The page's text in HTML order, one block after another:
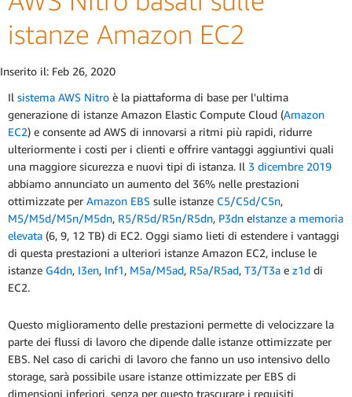
istanze Amazon EC2
Inserito il: Feb 26, 2020
Il sistema AWS Nitro è la piattaforma di base per l'ultima
generazione di istanze Amazon Elastic Compute Cloud (Amazon
EC2) e consente ad AWS di innovarsi a ritmi più rapidi, ridurre
ulteriormente i costi per i clienti e offrire vantaggi aggiuntivi quali
una maggiore sicurezza e nuovi tipi di istanza. Il 3 dicembre 2019
abbiamo annunciato un aumento del 36% nelle prestazioni
ottimizzate per Amazon EBS sulle istanze C5/C5d/C5n,
M5/M5d/M5n/M5dn, R5/R5d/R5n/R5dn, P3dn eIstanze a memoria
elevata (6, 9, 12 TB) di EC2. Oggi siamo lieti di estendere i vantaggi
di questa prestazioni a ulteriori istanze Amazon EC2, incluse le
istanze G4dn, I3en, Inf1, M5a/M5ad, R5a/R5ad, T3/T3a e z1d di
EC2.
Questo miglioramento delle prestazioni permette di velocizzare la
parte dei flussi di lavoro che dipende dalle istanze ottimizzate per
EBS. Nel caso di carichi di lavoro che fanno un uso intensivo dello
storage, sarà possibile usare istanze ottimizzate per EBS di
dimensioni inferiori, senza per questo trascurare i requisiti